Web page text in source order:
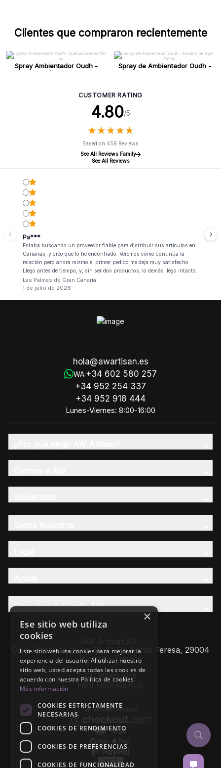
Clientes que compraron recientemente
Spray Ambientador Oudh -
Spray de Ambientador Oudh -
CUSTOMER RATING
4.80/5
★★★★★
★★★★★
Based on 458 Reviews
See All Reviews Family
See All Reviews
Pa***
Estaba buscando un proveedor fiable para distribuir sus artículos en
Canarias, y creo que lo he encontrado. Veremos cómo continúa la
relación pero ahora mismo el primer pedido me deja muy satisfecho.
Llego antes de tiempo, y, sin ser dos productos, lo demás llego intacto.
Las Palmas de Gran Canaria
1 de julio de 2026
hola@awartisan.es
WA:+34 602 580 257
+34 952 254 337
+34 952 918 444
Lunes-Viernes: 8:00-16:00
Descubre la Familia AW
Calle Caleta de Velez 39-41 P.I. Santa Teresa, 29004
Málaga - España
CIF: B93657658
×
Ese sitio web utiliza
cookies
Este sitio web usa cookies para mejorar la
experiencia del usuario. Al utilizar nuestro
sitio web, usted acepta todas las cookies de
acuerdo con nuestra Política de cookies.
Más información
COOKIES ESTRICTAMENTE
NECESARIAS
COOKIES DE RENDIMIENTO
COOKIES DE PREFERENCIAS
COOKIES DE FUNCIONALIDAD